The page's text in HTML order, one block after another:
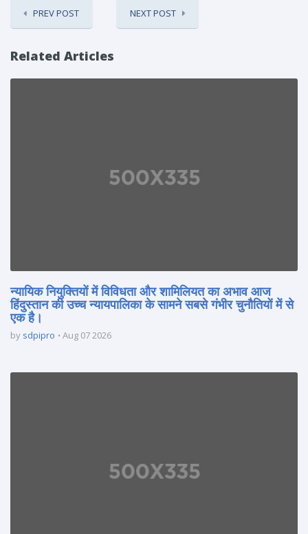
PREV POST NEXT POST
Related Articles
न्यायिक नियुक्तियों में विविधता और शामिलियत का अभाव आज
हिंदुस्तान की उच्च न्यायपालिका के सामने सबसे गंभीर चुनौतियों में से
एक है।
by sdpipro Aug 07 2026